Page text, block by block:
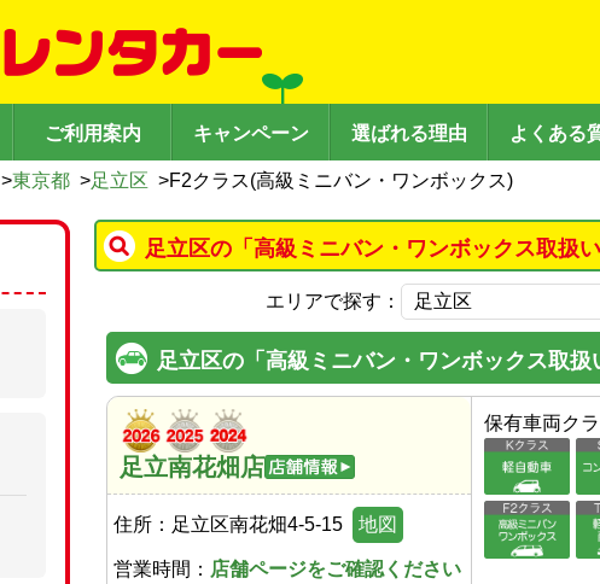
ご利用案内 キャンペーン 選ばれる理由 よくある
>東京都 >足立区 >F2クラス(高級ミニバン・ワンボックス)
足立区の「高級ミニバン・ワンボックス取扱
エリアで探す：
足立区の「高級ミニバン・ワンボックス取
足立南花畑店
住所： 足立区南花畑4-5-15 地図
営業時間： 店舗ページをご確認ください
保有車両ク